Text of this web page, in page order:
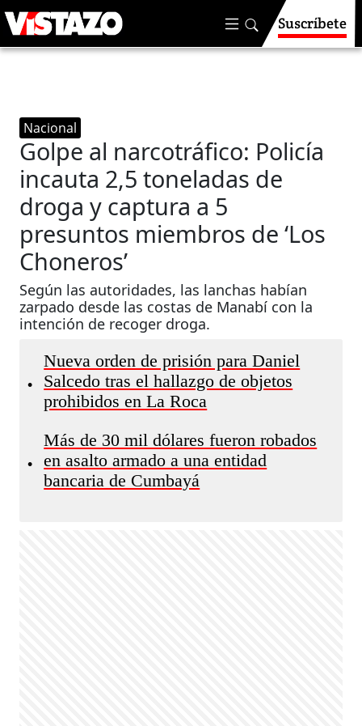
Suscríbete
Nacional
Golpe al narcotráfico: Policía
incauta 2,5 toneladas de
droga y captura a 5
presuntos miembros de ‘Los
Choneros’
Según las autoridades, las lanchas habían
zarpado desde las costas de Manabí con la
intención de recoger droga.
•
Nueva orden de prisión para Daniel
Salcedo tras el hallazgo de objetos
prohibidos en La Roca
•
Más de 30 mil dólares fueron robados
en asalto armado a una entidad
bancaria de Cumbayá